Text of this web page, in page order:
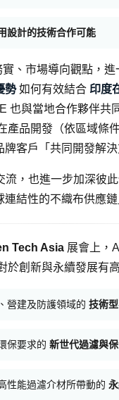
設計的技術合作可能
、市場導向觀點，進
勢如何有效結合 印度
也與當地合作夥伴共
產品開發（依區域條
客戶「共同開發解
流，也進一步加深彼
結性的不織布供應鏈
Tech Asia展會上，
於創新與永續發展有
營建及防護領域的 技術
保要求的 新世代過濾與
性能過濾介材所帶動的